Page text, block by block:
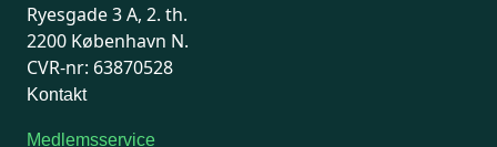
Ryesgade 3 A, 2. th.
2200 København N.
CVR-nr: 63870528
Kontakt
Medlemsservice